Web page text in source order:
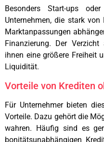
Besonders Start-ups
Unternehmen, die stark
Marktanpassungen
Finanzierung. Der
ihnen eine größere Freiheit
Liquidität.
Vorteile von Krediten
Für Unternehmer bieten
Vorteile. Dazu gehört die
wahren. Häufig sind es
bonitätsunabhängigen